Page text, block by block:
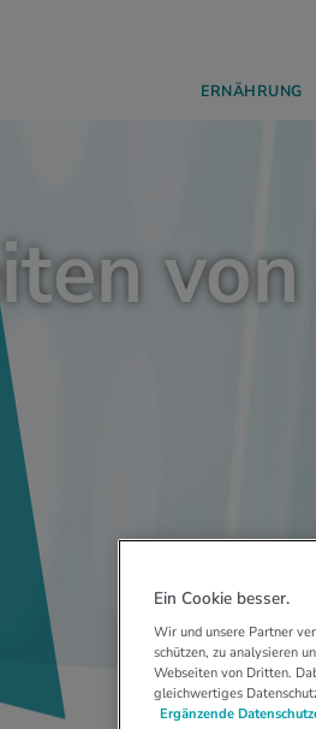
ERNÄHRUNG
Ein Cookie besser.
Wir und unsere Partner
schützen, zu analysieren
Webseiten von Dritten.
gleichwertiges
Ergänzende